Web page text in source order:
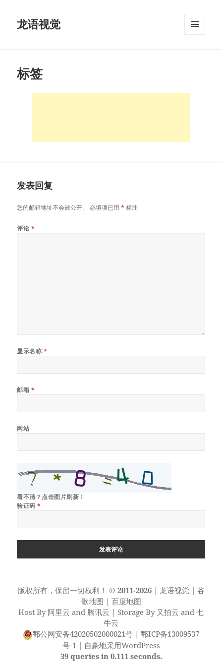
龙语视觉
标签
发表回复
您的邮箱地址不会被公开。 必填项已用* 标注
评论 *
显示名称 *
邮箱 *
网站
看不清？点击图片刷新！
验证码*
版权所有，保留一切权利！ © 2011-2026| 龙语视觉| 谷
歌地图 | 百度地图
Host By 阿里云 and 腾讯云 | Storage By 又拍云 and 七
牛云
鄂公网安备42020502000021号 | 鄂ICP备13009537
号-1 | 自豪地采用WordPress
39 queries in 0.111 seconds.